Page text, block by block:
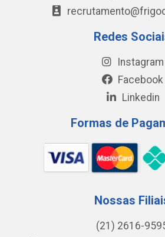
Redes
Instagram
Facebook
Linkedin
Formas de
Nossas
(21) 2616-